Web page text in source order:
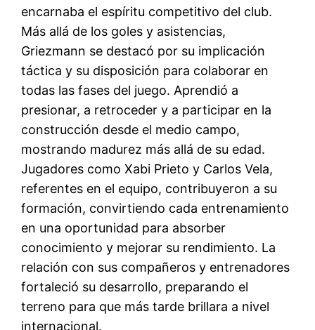
encarnaba el espíritu competitivo del club.
Más allá de los goles y asistencias,
Griezmann se destacó por su implicación
táctica y su disposición para colaborar en
todas las fases del juego. Aprendió a
presionar, a retroceder y a participar en la
construcción desde el medio campo,
mostrando madurez más allá de su edad.
Jugadores como Xabi Prieto y Carlos Vela,
referentes en el equipo, contribuyeron a su
formación, convirtiendo cada entrenamiento
en una oportunidad para absorber
conocimiento y mejorar su rendimiento. La
relación con sus compañeros y entrenadores
fortaleció su desarrollo, preparando el
terreno para que más tarde brillara a nivel
internacional.